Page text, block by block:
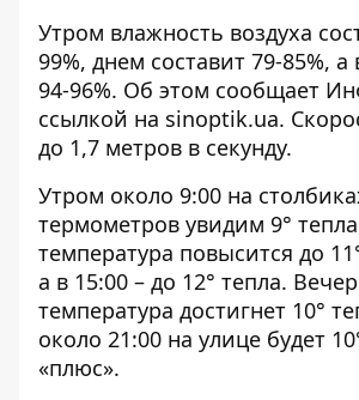
Утром влажность воздуха
99%, днем ​​составит 79-85%,
94-96%. Об этом сообщает
ссылкой на sinoptik.ua.
до 1,7 метров в секунду.
Утром около 9:00 на
термометров увидим 9°
температура повысится до
а в 15:00 – до 12° тепла.
температура достигнет 10°
около 21:00 на улице будет
«плюс».